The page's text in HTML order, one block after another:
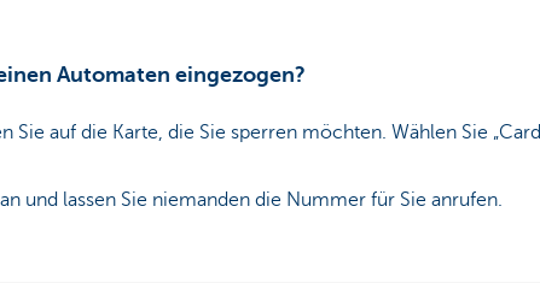
Automaten eingezogen?
Sie auf die Karte, die Sie sperren möchten. Wählen Sie „Card
an und lassen Sie niemanden die Nummer für Sie anrufen.